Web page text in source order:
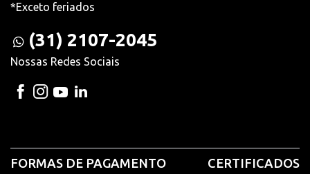
*Exceto feriados
(31) 2107-2045
Nossas Redes Sociais
FORMAS DE PAGAMENTO CERTIFICADOS